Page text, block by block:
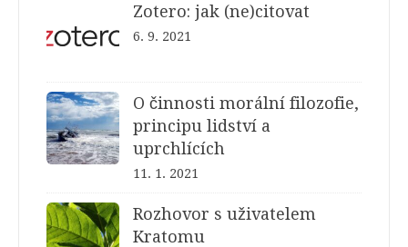
Zotero: jak (ne)citovat
6. 9. 2021
O činnosti morální filozofie,
principu lidství a
uprchlících
11. 1. 2021
Rozhovor s uživatelem
Kratomu